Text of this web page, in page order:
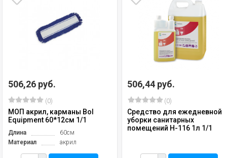
506,26 руб.
(0)
МОП акрил, карманы Bol
Equipment 60*12см 1/1
Длина
60см
Материал
акрил
506,44 руб.
(0)
Средство для ежедневной
уборки санитарных
помещений Н-116 1л 1/1